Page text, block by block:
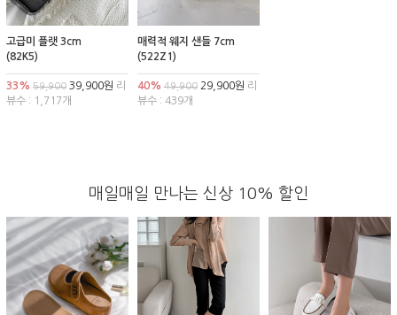
고급미 플랫 3cm
(82K5)
33% 59,900 39,900원 리
뷰수 : 1,717개
매력적 웨지 샌들 7cm
(522Z1)
40% 49,90029,900원 리
뷰수 : 439개
매일매일 만나는 신상 10% 할인